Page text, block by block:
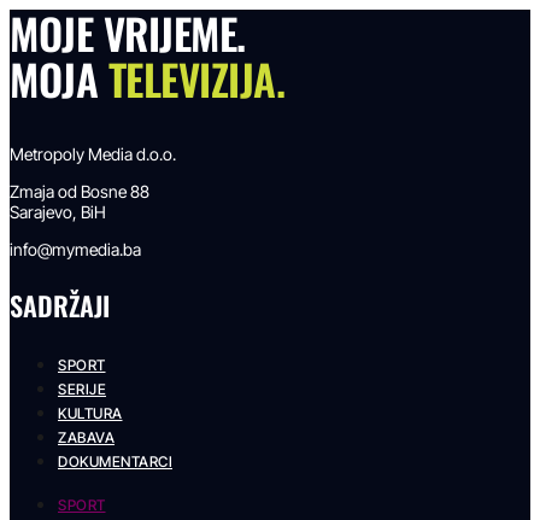
MOJE VRIJEME.
MOJATELEVIZIJA.
Metropoly Media d.o.o.
Zmaja od Bosne 88
Sarajevo, BiH
info@mymedia.ba
SADRŽAJI
SPORT
SERIJE
KULTURA
ZABAVA
DOKUMENTARCI
SPORT